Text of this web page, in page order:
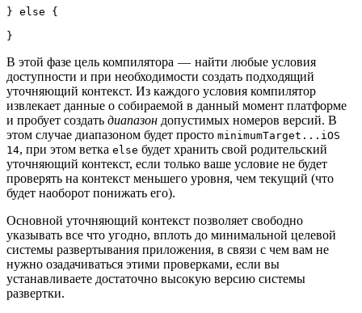
} else {
В этой фазе цель компилятора — найти любые условия
доступности и при необходимости создать подходящий
уточняющий контекст. Из каждого условия компилятор
извлекает данные о собираемой в данный момент платформе
и пробует создать диапазон допустимых номеров версий. В
этом случае диапазоном будет просто minimumTarget...iOS
14, при этом ветка else будет хранить свой родительский
уточняющий контекст, если только ваше условие не будет
проверять на контекст меньшего уровня, чем текущий (что
будет наоборот понижать его).
Основной уточняющий контекст позволяет свободно
указывать все что угодно, вплоть до минимальной целевой
системы развертывания приложения, в связи с чем вам не
нужно озадачиваться этими проверками, если вы
устанавливаете достаточно высокую версию системы
развертки.